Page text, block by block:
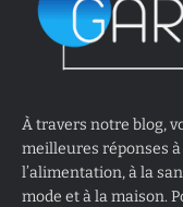
À travers notre blog,
meilleures réponses
l’alimentation, à la
mode et à la maison.